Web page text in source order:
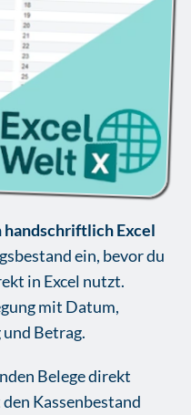
handschriftlich Excel
ein, bevor du
in Excel nutzt.
mit Datum,
Betrag.
Belege direkt
Kassenbestand